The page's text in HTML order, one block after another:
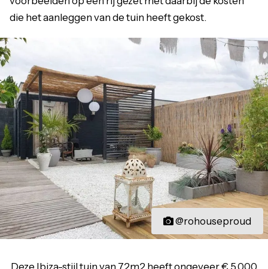
die het aanleggen van de tuin heeft gekost.
@rohouseproud
Deze Ibiza-stijl tuin van 72m2 heeft ongeveer € 5.000